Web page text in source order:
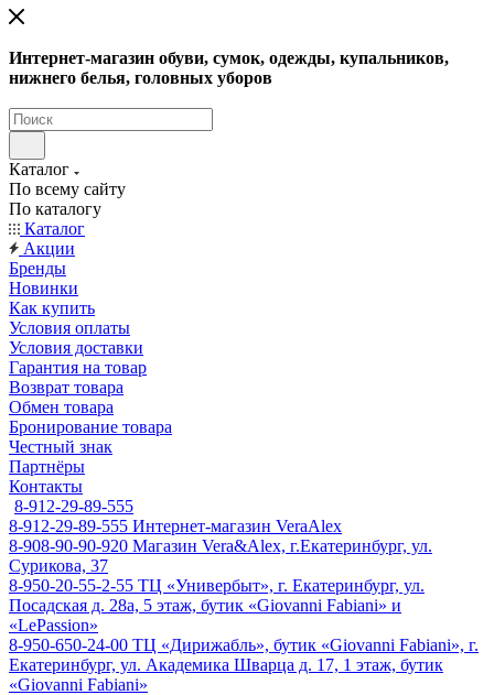
Интернет-магазин обуви, сумок, одежды, купальников,
нижнего белья, головных уборов
Каталог
По всему сайту
По каталогу
Каталог
Акции
Бренды
Новинки
Как купить
Условия оплаты
Условия доставки
Гарантия на товар
Возврат товара
Обмен товара
Бронирование товара
Честный знак
Партнёры
Контакты
8-912-29-89-555
8-912-29-89-555 Интернет-магазин VeraAlex
8-908-90-90-920 Магазин Vera&Alex, г.Екатеринбург, ул.
Сурикова, 37
8-950-20-55-2-55 ТЦ «Универбыт», г. Екатеринбург, ул.
Посадская д. 28а, 5 этаж, бутик «Giovanni Fabiani» и
«LePassion»
8-950-650-24-00 ТЦ «Дирижабль», бутик «Giovanni Fabiani», г.
Екатеринбург, ул. Академика Шварца д. 17, 1 этаж, бутик
«Giovanni Fabiani»